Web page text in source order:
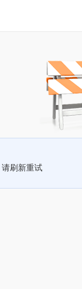
刷新重试